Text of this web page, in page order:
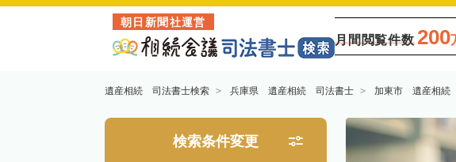
朝日新聞社運営
月間閲覧件数 200
遺産相続 司法書士検索 兵庫県 遺産相続 司法書士 加東市 遺産相続
検索条件変更